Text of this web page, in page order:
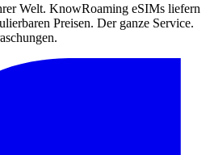
Welt. KnowRoaming eSIMs liefern
Preisen. Der ganze Service.